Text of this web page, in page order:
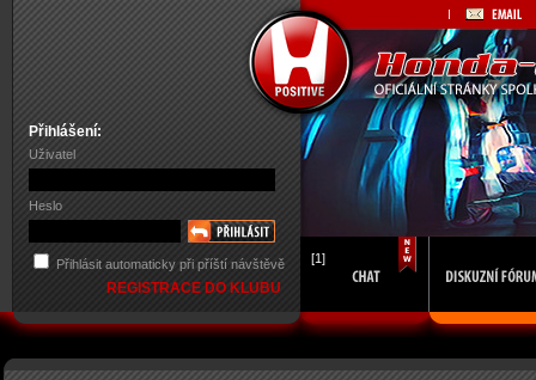
Přihlášení:
Uživatel
Heslo
Přihlásit automaticky při příští návštěvě
REGISTRACE DO KLUBU
[1]